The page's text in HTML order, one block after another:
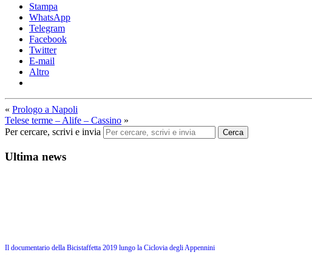
Stampa
WhatsApp
Telegram
Facebook
Twitter
E-mail
Altro
« Prologo a Napoli
Telese terme – Alife – Cassino »
Per cercare, scrivi e invia
Cerca
Ultima news
Il documentario della Bicistaffetta 2019 lungo la Ciclovia degli Appennini